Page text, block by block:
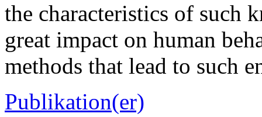
the characteristics of such
great impact on human
methods that lead to such
Publikation(er)